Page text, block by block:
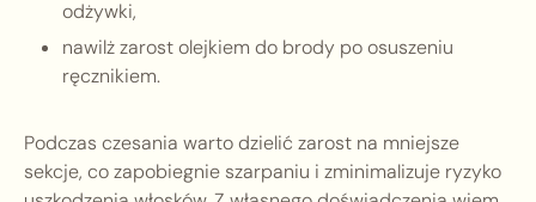
odżywki,
nawilż zarost olejkiem do brody po osuszeniu
ręcznikiem.
Podczas czesania warto dzielić zarost na mniejsze
sekcje, co zapobiegnie szarpaniu i zminimalizuje ryzyko